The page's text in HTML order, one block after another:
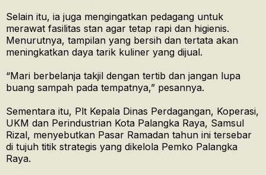
Selain itu, ia juga mengingatkan pedagang untuk
merawat fasilitas stan agar tetap rapi dan higienis.
Menurutnya, tampilan yang bersih dan tertata akan
meningkatkan daya tarik kuliner yang dijual.
“Mari berbelanja takjil dengan tertib dan jangan lupa
buang sampah pada tempatnya,” pesannya.
Sementara itu, Plt Kepala Dinas Perdagangan, Koperasi,
UKM dan Perindustrian Kota Palangka Raya, Samsul
Rizal, menyebutkan Pasar Ramadan tahun ini tersebar
di tujuh titik strategis yang dikelola Pemko Palangka
Raya.